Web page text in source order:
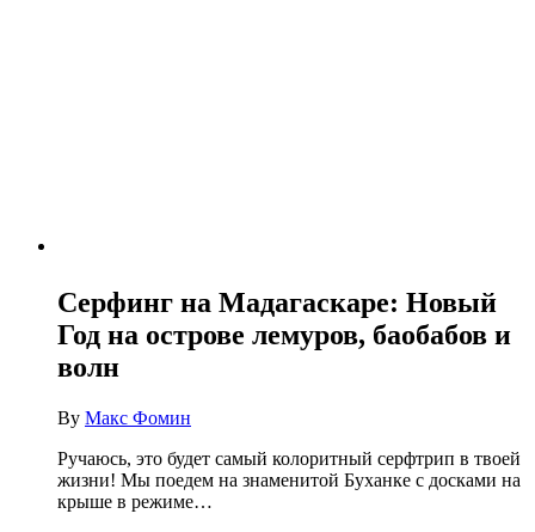
Серфинг на Мадагаскаре: Новый
Год на острове лемуров, баобабов и
волн
By Макс Фомин
Ручаюсь, это будет самый колоритный серфтрип в твоей
жизни! Мы поедем на знаменитой Буханке с досками на
крыше в режиме…